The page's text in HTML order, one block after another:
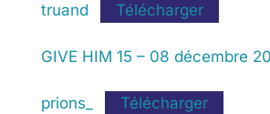
truand Télécharger
GIVE HIM 15 – 08 décembre
prions_ Télécharger